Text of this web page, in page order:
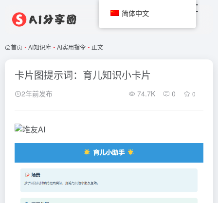
首页 • AI知识库 • AI实用指令 • 正文
卡片图提示词：育儿知识小卡片
2年前发布 74.7K 0 0
简体中文